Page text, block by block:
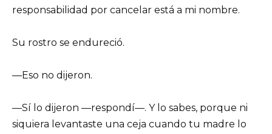
responsabilidad por cancelar está a mi nombre.
Su rostro se endureció.
—Eso no dijeron.
—Sí lo dijeron —respondí—. Y lo sabes, porque ni
siquiera levantaste una ceja cuando tu madre lo